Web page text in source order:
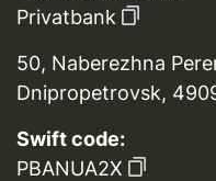
Privatbank
50, Naberezhna
Dnipropetrovsk,
Swift code:
PBANUA2X